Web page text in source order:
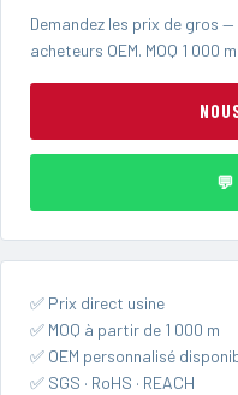
Demandez les prix de gros
acheteurs OEM. MOQ 1 000 m.
💬
✅ Prix direct usine
✅ MOQ à partir de 1 000 m
✅ OEM personnalisé
✅ SGS · RoHS · REACH